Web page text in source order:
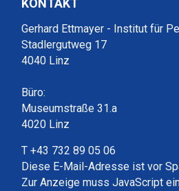
KONTAKT
Gerhard Ettmayer - Institut für
Stadlergutweg 17
4040 Linz
Büro:
Museumstraße 31.a
4020 Linz
T +43 732 89 05 06
Diese E-Mail-Adresse ist vor
Zur Anzeige muss JavaScript